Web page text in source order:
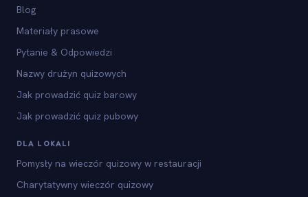
Blog
Materiały prasowe
Pytanie & Odpowiedzi
Nazwy drużyn quizowych
Jak prowadzić quiz barowy
Jak prowadzić quiz pubowy
DLA LOKALI
Pomysły na wieczór quizowy w restauracji
Charytatywny wieczór quizowy